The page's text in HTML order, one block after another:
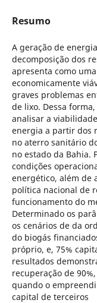
Resumo
A geração de
decomposição dos
apresenta como
economicamente
graves problemas
de lixo. Dessa
analisar a
energia a partir dos
no aterro sanitário
no estado da Bahia.
condições
energético, além de
política nacional de
funcionamento do
Determinado os
os cenários de da
do biogás
próprio, e, 75%
resultados
recuperação de
quando o
capital de terceiros